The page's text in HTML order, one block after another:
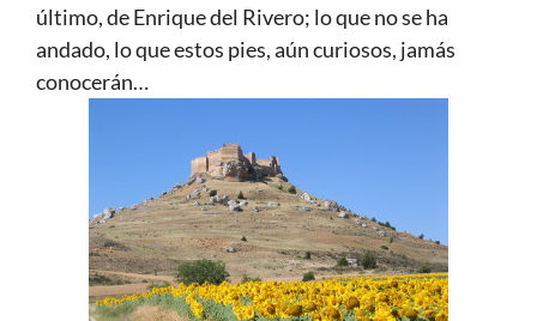
último, de Enrique del Rivero; lo que no se ha
andado, lo que estos pies, aún curiosos, jamás
conocerán…